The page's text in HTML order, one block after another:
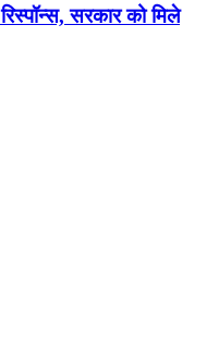
सरकार को मिले